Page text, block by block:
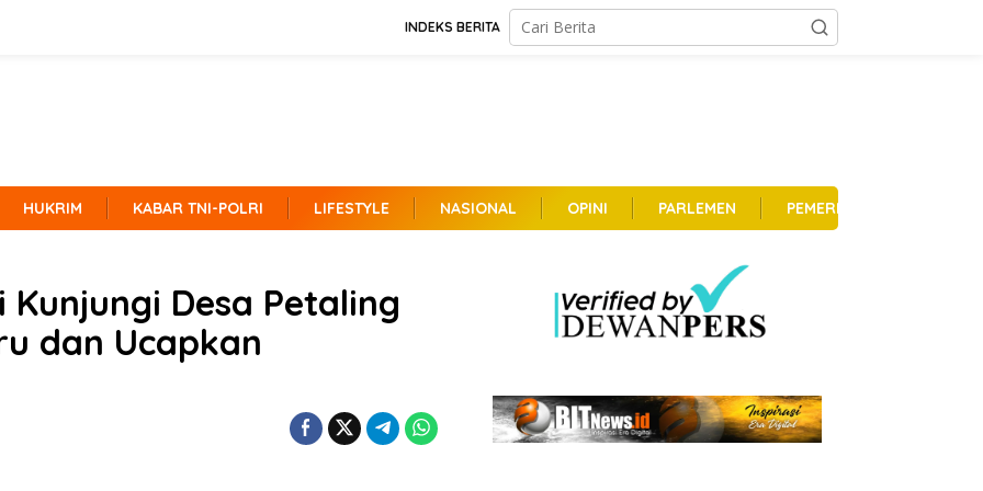
INDEKS BERITA
HUKRIM KABAR TNI-POLRI LIFESTYLE NASIONAL OPINI PARLEMEN PEMERINTAHAN
Desa Petaling
dan Ucapkan